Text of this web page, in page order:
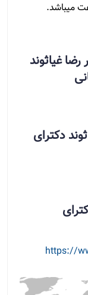
میباشد.
غیاثوند
دکترای
https://